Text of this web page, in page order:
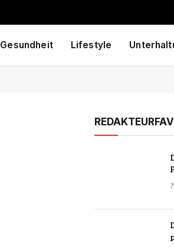
Gesundheit Lifestyle